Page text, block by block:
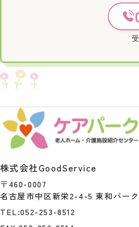
株式会社GoodService
〒460-0007
名古屋市中区新栄2-4-5 東和パー
TEL:052-253-8512